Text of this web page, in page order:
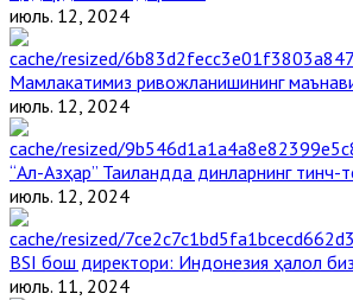
июль. 12, 2024
Мамлакатимиз ривожланишининг
июль. 12, 2024
“Ал-Азҳар” Таиландда динларнинг тинч-
июль. 12, 2024
BSI бош директори: Индонезия ҳалол
июль. 11, 2024